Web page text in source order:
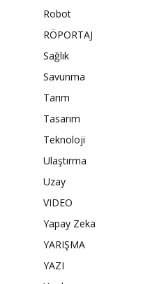
Robot
RÖPORTAJ
Sağlık
Savunma
Tarım
Tasarım
Teknoloji
Ulaştırma
Uzay
VIDEO
Yapay Zeka
YARIŞMA
YAZI